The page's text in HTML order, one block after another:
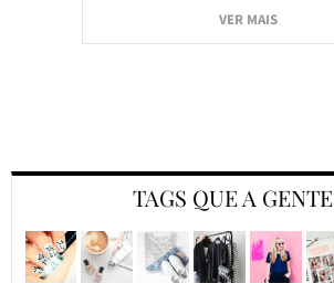
VER MAIS
TAGS QUE A GENTE